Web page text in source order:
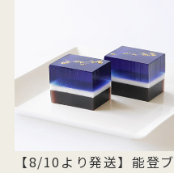
【8/10より発送】能登ブ